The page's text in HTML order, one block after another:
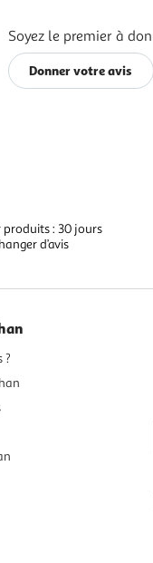
Soyez le premier à
Donner votre avis
produits : 30 jours
d’avis
?